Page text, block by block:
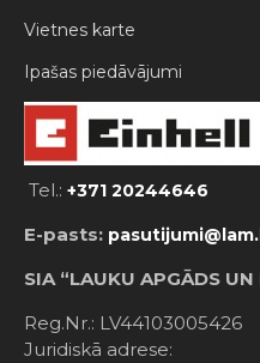
Vietnes karte
Ipašas piedāvājumi
Tel.: +371 20244646
E-pasts:
SIA “LAUKU APGĀDS
Reg.Nr.: LV44103005426
Juridiskā adrese: